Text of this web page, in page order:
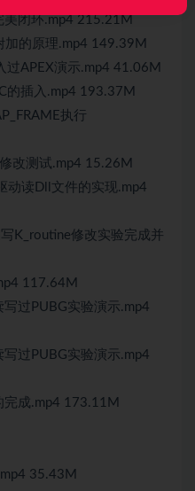
闭环.mp4 215.21M
的原理.mp4 149.39M
APEX演示.mp4 41.06M
的插入.mp4 193.37M
执行
改测试.mp4 15.26M
动读Dll文件的实现.mp4
K_routine修改实验完成并
117.64M
过PUBG实验演示.mp4
过PUBG实验演示.mp4
成.mp4 173.11M
35.43M